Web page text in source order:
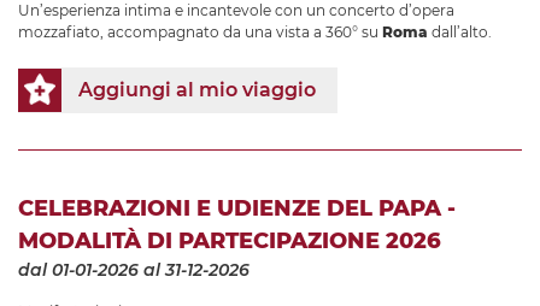
Un’esperienza intima e incantevole con un concerto d’opera
mozzafiato, accompagnato da una vista a 360° su Roma dall’alto.
Aggiungi al mio viaggio
CELEBRAZIONI E UDIENZE DEL PAPA -
MODALITÀ DI PARTECIPAZIONE 2026
dal 01-01-2026 al 31-12-2026